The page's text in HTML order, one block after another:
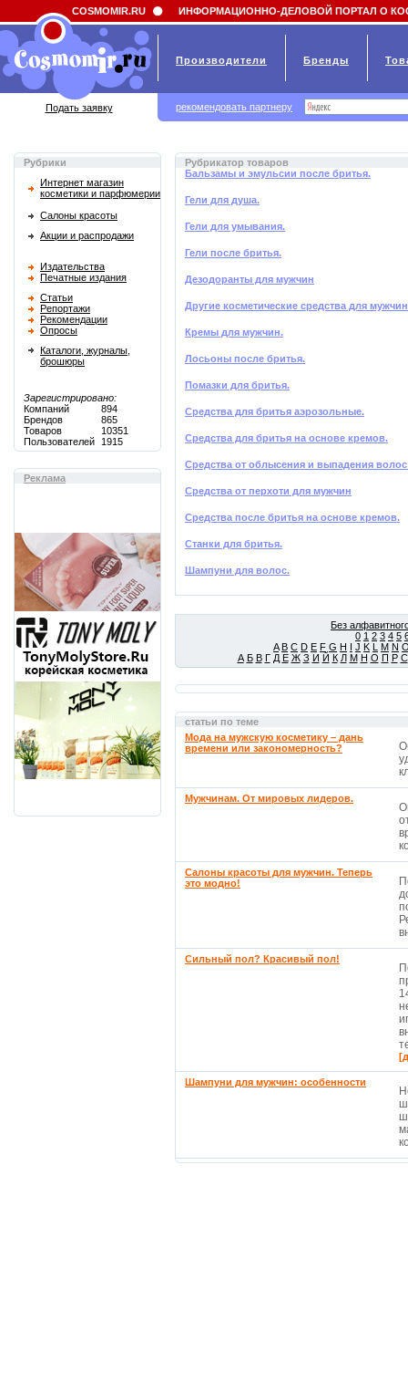
Field 'news_title' doesn't have a default value
Рубрики
Интернет магазин
косметики и парфюмерии
Салоны красоты
Акции и распродажи
Издательства
Печатные издания
Статьи
Репортажи
Рекомендации
Опросы
Каталоги, журналы,
брошюры
Зарегистрировано:
Компаний
894
Брендов
865
Товаров
10351
Пользователей
1915
Реклама
Рубрикатор товаров
Бальзамы и эмульсии после бритья.
Гели для душа.
Гели для умывания.
Гели после бритья.
Дезодоранты для мужчин
Другие косметические средства для мужчин
Кремы для мужчин.
Лосьоны после бритья.
Помазки для бритья.
Средства для бритья аэрозольные.
Средства для бритья на основе кремов.
Средства от облысения и выпадения
Средства от перхоти для мужчин
Средства после бритья на основе кремов.
Станки для бритья.
Шампуни для волос.
Без
0 1 2 3 4 5
A B C D E F G H I J K L M N
А Б В Г Д Е Ж З И Й К Л М Н О П Р С
статьи по теме
Мода на мужскую косметику – дань
времени или закономерность?
Мужчинам. От мировых лидеров.
Салоны красоты для мужчин. Теперь
это модно!
Сильный пол? Красивый пол!
Шампуни для мужчин: особенности
COSMOMIR.RU ИНФОРМАЦИОННО-ДЕЛОВОЙ ПОРТАЛ О
Производители Бренды
Подать заявку рекомендовать партнеру